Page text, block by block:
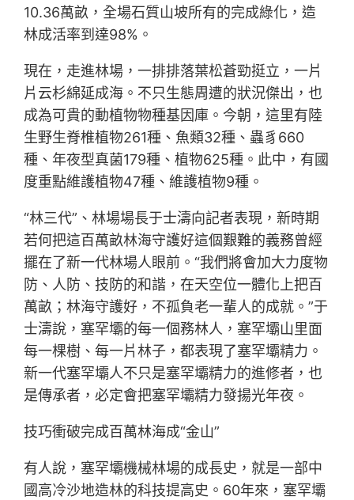
10.36萬畝，全場石質山坡所有的完成綠化，造
林成活率到達98%。
現在，走進林場，一排排落葉松蒼勁挺立，一片
片云杉綿延成海。不只生態周遭的狀況傑出，也
成為可貴的動植物物種基因庫。今朝，這里有陸
生野生脊椎植物261種、魚類32種、蟲豸660
種、年夜型真菌179種、植物625種。此中，有國
度重點維護植物47種、維護植物9種。
“林三代”、林場場長于士濤向記者表現，新時期
若何把這百萬畝林海守護好這個艱難的義務曾經
擺在了新一代林場人眼前。“我們將會加大力度物
防、人防、技防的和諧，在天空位一體化上把百
萬畝；林海守護好，不孤負老一輩人的成就。”于
士濤說，塞罕壩的每一個務林人，塞罕壩山里面
每一棵樹、每一片林子，都表現了塞罕壩精力。
新一代塞罕壩人不只是塞罕壩精力的進修者，也
是傳承者，必定會把塞罕壩精力發揚光年夜。
技巧衝破完成百萬林海成“金山”
有人說，塞罕壩機械林場的成長史，就是一部中
國高冷沙地造林的科技提高史。60年來，塞罕壩